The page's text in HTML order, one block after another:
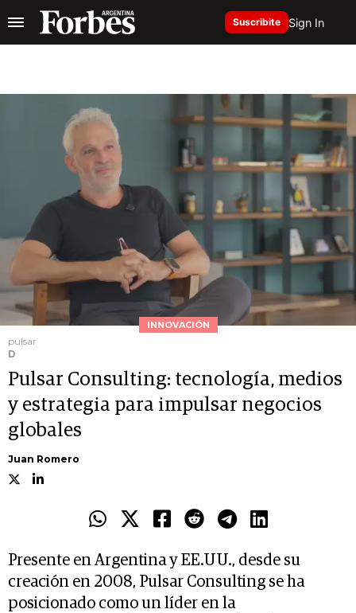
Suscribite Sign In
INNOVACIÓN
pulsar
D
Pulsar Consulting: tecnología, medios
y estrategia para impulsar negocios
globales
Juan Romero
Presente en Argentina y EE.UU., desde su
creación en 2008, Pulsar Consulting se ha
posicionado como un líder en la